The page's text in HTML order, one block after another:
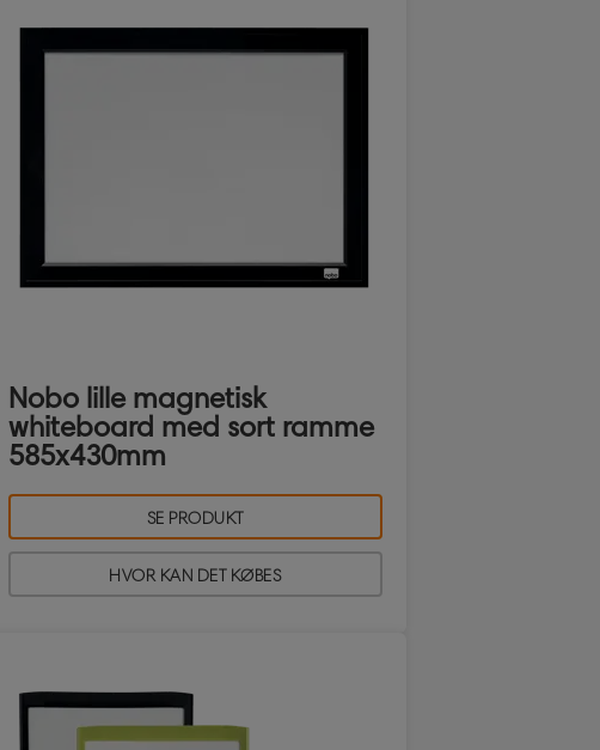
Nobo lille magnetisk
whiteboard med sort ramme
585x430mm
SE PRODUKT
HVOR KAN DET KØBES